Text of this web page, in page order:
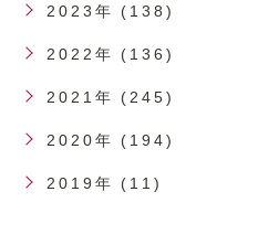
2023年 (138)
2022年 (136)
2021年 (245)
2020年 (194)
2019年 (11)